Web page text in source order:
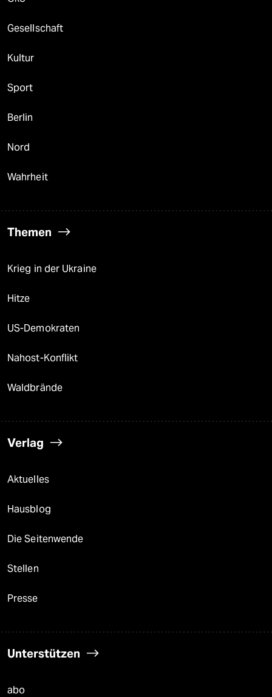
Gesellschaft
Kultur
Sport
Berlin
Nord
Wahrheit
Themen
Krieg in der Ukraine
Hitze
US-Demokraten
Nahost-Konflikt
Waldbrände
Verlag
Aktuelles
Hausblog
Die Seitenwende
Stellen
Presse
Unterstützen
abo